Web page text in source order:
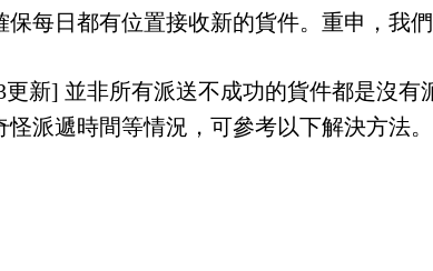
保每日都有位置接收新的貨件。重申，我們
更新] 並非所有派送不成功的貨件都是沒
怪派遞時間等情況，可參考以下解決方法。